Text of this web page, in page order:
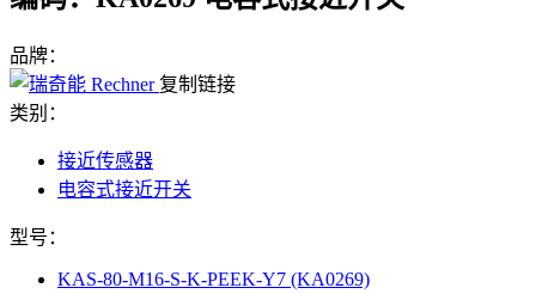
品牌：
复制链接
类别：
接近传感器
电容式接近开关
型号：
KAS-80-M16-S-K-PEEK-Y7 (KA0269)